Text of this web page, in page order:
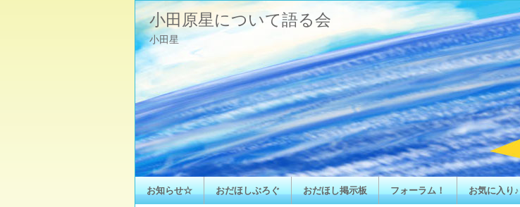
小田原星について語る会
小田星
お知らせ☆ おだほしぶろぐ おだほし掲示板 フォーラム！ お気に入り♪